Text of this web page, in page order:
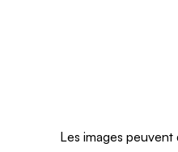
Les images peuvent